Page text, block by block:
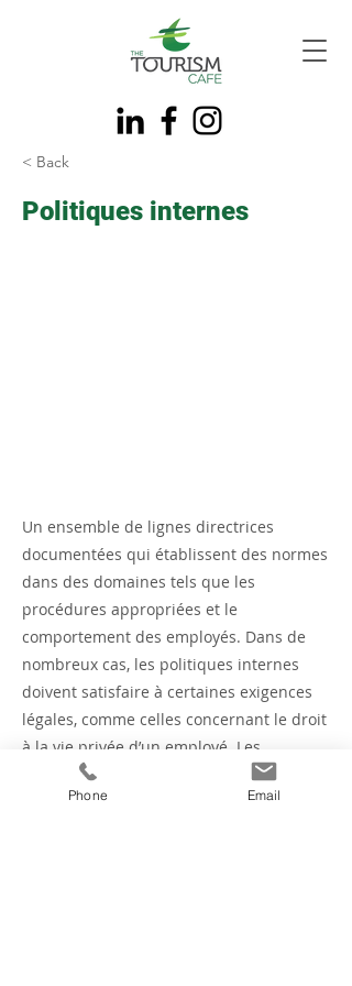
< Back
Politiques internes
Un ensemble de lignes directrices
documentées qui établissent des normes
dans des domaines tels que les
procédures appropriées et le
comportement des employés. Dans de
nombreux cas, les politiques internes
doivent satisfaire à certaines exigences
légales, comme celles concernant le droit
à la vie privée d’un employé. Les
politiques que vous choisissez de mettre
en œuvre varieront en fonction de la
Phone Email